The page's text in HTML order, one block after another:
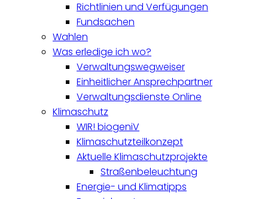
Richtlinien und Verfügungen
Fundsachen
Wahlen
Was erledige ich wo?
Verwaltungswegweiser
Einheitlicher Ansprechpartner
Verwaltungsdienste Online
Klimaschutz
WIR! biogeniV
Klimaschutzteilkonzept
Aktuelle Klimaschutzprojekte
Straßenbeleuchtung
Energie- und Klimatipps